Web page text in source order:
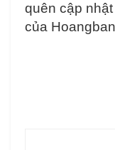
quên cập
của